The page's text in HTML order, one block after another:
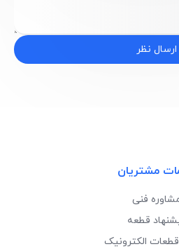
ارسال نظر
مشتریان
فنی
قطعه
قطعات الکترونیک